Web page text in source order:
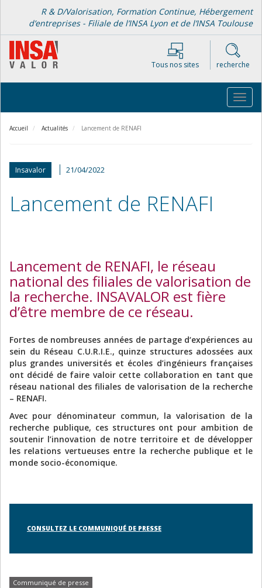
contenu
principal
R & D/Valorisation, Formation Continue, Hébergement
d’entreprises - Filiale de l’INSA Lyon et de l’INSA Toulouse
Tous nos sites recherche
Accueil Actualités Lancement de RENAFI
Insavalor 21/04/2022
Lancement de RENAFI
Lancement de RENAFI, le réseau
national des filiales de valorisation de
la recherche. INSAVALOR est fière
d’être membre de ce réseau.
Fortes de nombreuses années de partage d‘expériences au
sein du Réseau C.U.R.I.E., quinze structures adossées aux
plus grandes universités et écoles d’ingénieurs françaises
ont décidé de faire valoir cette collaboration en tant que
réseau national des filiales de valorisation de la recherche
– RENAFI.
Avec pour dénominateur commun, la valorisation de la
recherche publique, ces structures ont pour ambition de
soutenir l’innovation de notre territoire et de développer
les relations vertueuses entre la recherche publique et le
monde socio-économique.
CONSULTEZ LE COMMUNIQUÉ DE PRESSE
Communiqué de presse